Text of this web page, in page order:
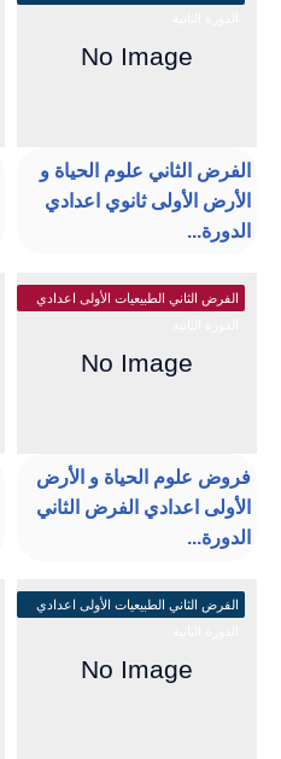
الفرض الثاني علوم الحياة و
الأرض الأولى ثانوي اعدادي
الدورة...
الفرض الثاني الطبيعيات الأولى اعدادي
فروض علوم الحياة و الأرض
الأولى اعدادي الفرض الثاني
الدورة...
الفرض الثاني الطبيعيات الأولى اعدادي